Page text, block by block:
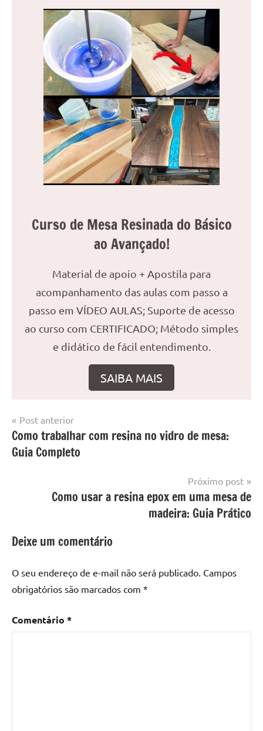
Curso de Mesa Resinada do Básico
ao Avançado!
Material de apoio + Apostila para
acompanhamento das aulas com passo a
passo em VÍDEO AULAS; Suporte de acesso
ao curso com CERTIFICADO; Método simples
e didático de fácil entendimento.
SAIBA MAIS
Marcado
com
mesa
epoxi
mesa
madeira,
Mesa
madeira
com
Mesa
resinada
Navegação
de
Post
Post anterior
Como trabalhar com resina no vidro de mesa:
Guia Completo
Próximo post
Como usar a resina epox em uma mesa de
madeira: Guia Prático
Deixe um comentário
O seu endereço de e-mail não será publicado. Campos
obrigatórios são marcados com *
Comentário *